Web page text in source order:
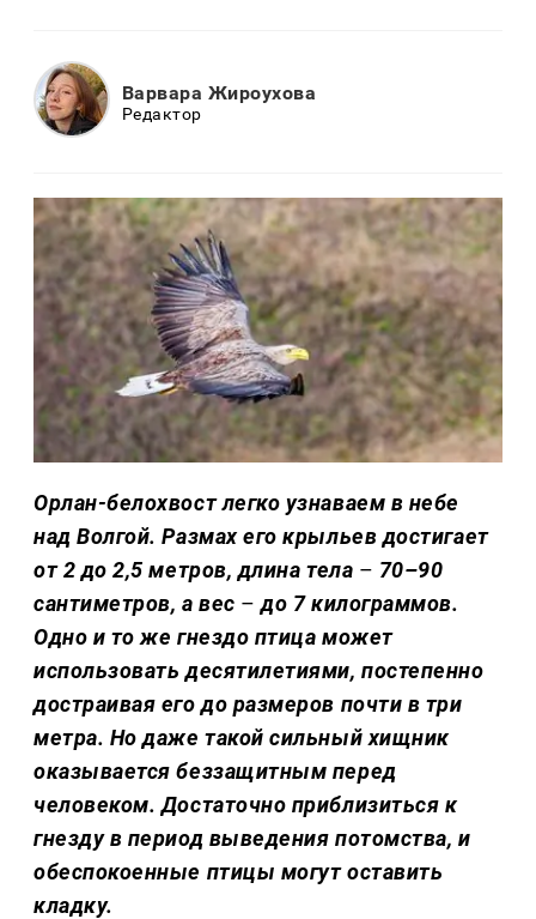
Варвара Жироухова
Редактор
Орлан-белохвост легко узнаваем в небе
над Волгой. Размах его крыльев достигает
от 2 до 2,5 метров, длина тела – 70–90
сантиметров, а вес – до 7 килограммов.
Одно и то же гнездо птица может
использовать десятилетиями, постепенно
достраивая его до размеров почти в три
метра. Но даже такой сильный хищник
оказывается беззащитным перед
человеком. Достаточно приблизиться к
гнезду в период выведения потомства, и
обеспокоенные птицы могут оставить
кладку.